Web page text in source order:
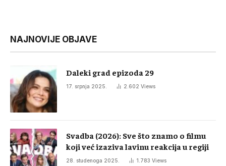
NAJNOVIJE OBJAVE
Daleki grad epizoda 29
17. srpnja 2025. 2.602 Views
Svadba (2026): Sve što znamo o filmu
koji već izaziva lavinu reakcija u regiji
28. studenoga 2025. 1.783 Views